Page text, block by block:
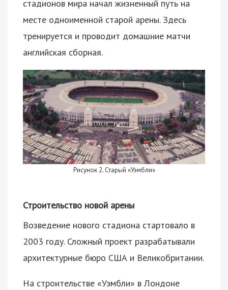
стадионов мира начал жизненный путь на
месте одноименной старой арены. Здесь
тренируется и проводит домашние матчи
английская сборная.
Рисунок 2. Старый «Уэмбли»
Строительство новой арены
Возведение нового стадиона стартовало в
2003 году. Сложный проект разрабатывали
архитектурные бюро США и Великобритании.
На строительстве «Уэмбли» в Лондоне